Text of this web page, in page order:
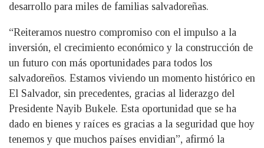
desarrollo para miles de familias salvadoreñas.
“Reiteramos nuestro compromiso con el impulso a la
inversión, el crecimiento económico y la construcción de
un futuro con más oportunidades para todos los
salvadoreños. Estamos viviendo un momento histórico en
El Salvador, sin precedentes, gracias al liderazgo del
Presidente Nayib Bukele. Esta oportunidad que se ha
dado en bienes y raíces es gracias a la seguridad que hoy
tenemos y que muchos países envidian”, afirmó la